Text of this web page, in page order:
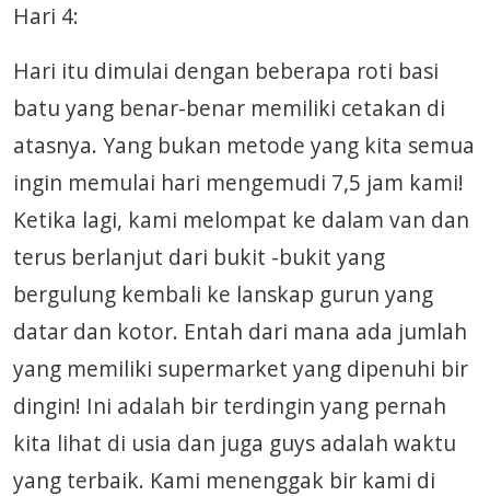
Hari 4:
Hari itu dimulai dengan beberapa roti basi
batu yang benar-benar memiliki cetakan di
atasnya. Yang bukan metode yang kita semua
ingin memulai hari mengemudi 7,5 jam kami!
Ketika lagi, kami melompat ke dalam van dan
terus berlanjut dari bukit -bukit yang
bergulung kembali ke lanskap gurun yang
datar dan kotor. Entah dari mana ada jumlah
yang memiliki supermarket yang dipenuhi bir
dingin! Ini adalah bir terdingin yang pernah
kita lihat di usia dan juga guys adalah waktu
yang terbaik. Kami menenggak bir kami di